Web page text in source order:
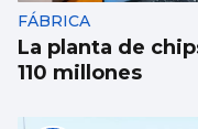
FÁBRICA
La planta de
110 millones